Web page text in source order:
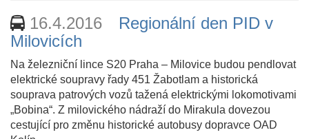
16.4.2016
Regionální den PID v
Milovicích
Na železniční lince S20 Praha – Milovice budou pendlovat
elektrické soupravy řady 451 Žabotlam a historická
souprava patrových vozů tažená elektrickými lokomotivami
„Bobina“. Z milovického nádraží do Mirakula dovezou
cestující pro změnu historické autobusy dopravce OAD